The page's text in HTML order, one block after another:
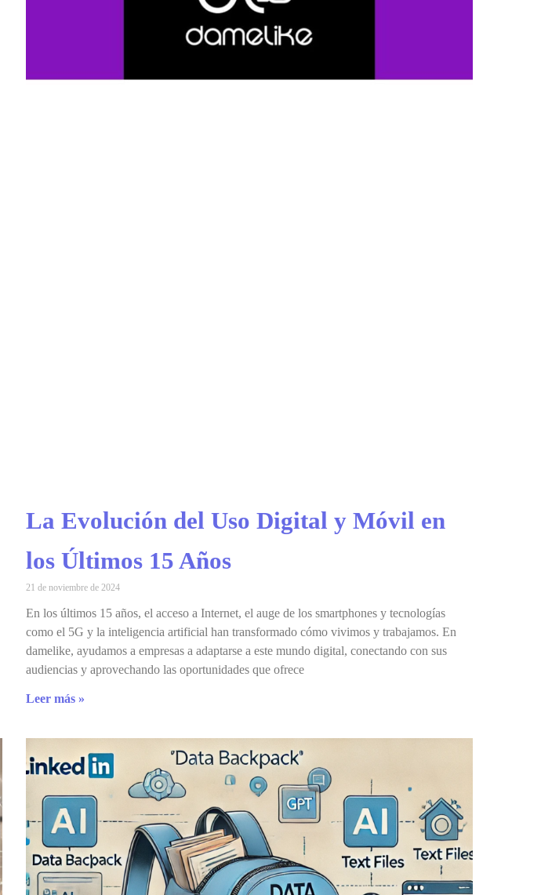
La Evolución del Uso Digital y Móvil en
los Últimos 15 Años
21 de noviembre de 2024
En los últimos 15 años, el acceso a Internet, el auge de los smartphones y tecnologías
como el 5G y la inteligencia artificial han transformado cómo vivimos y trabajamos. En
damelike, ayudamos a empresas a adaptarse a este mundo digital, conectando con sus
audiencias y aprovechando las oportunidades que ofrece
Leer más »